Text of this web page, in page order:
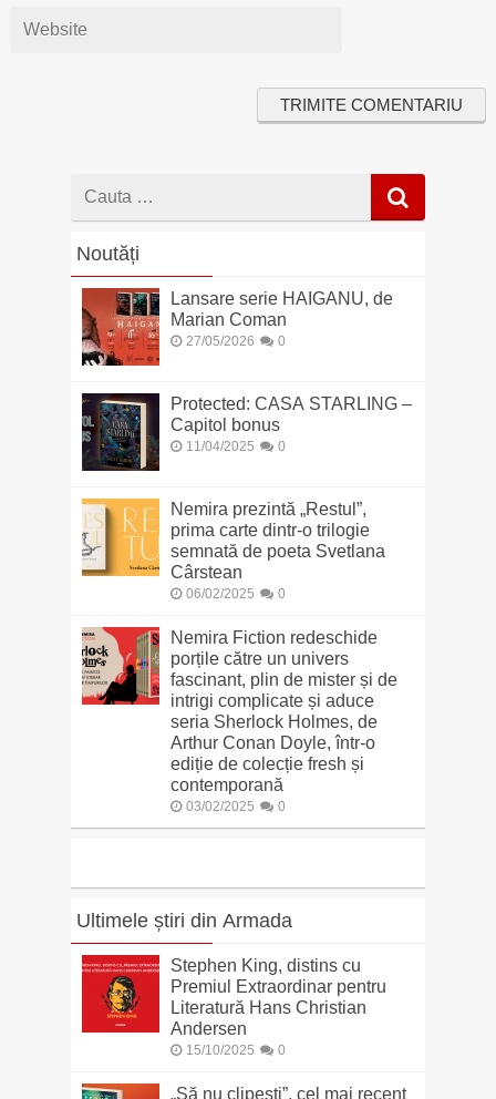
Cauta
Noutăți
Lansare serie HAIGANU, de
Marian Coman
27/05/2026 0
Protected: CASA STARLING –
Capitol bonus
11/04/2025 0
Nemira prezintă „Restul”,
prima carte dintr-o trilogie
semnată de poeta Svetlana
Cârstean
06/02/2025 0
Nemira Fiction redeschide
porțile către un univers
fascinant, plin de mister și de
intrigi complicate și aduce
seria Sherlock Holmes, de
Arthur Conan Doyle, într-o
ediție de colecție fresh și
contemporană
03/02/2025 0
Ultimele știri din Armada
Stephen King, distins cu
Premiul Extraordinar pentru
Literatură Hans Christian
Andersen
15/10/2025 0
„Să nu clipești”, cel mai recent